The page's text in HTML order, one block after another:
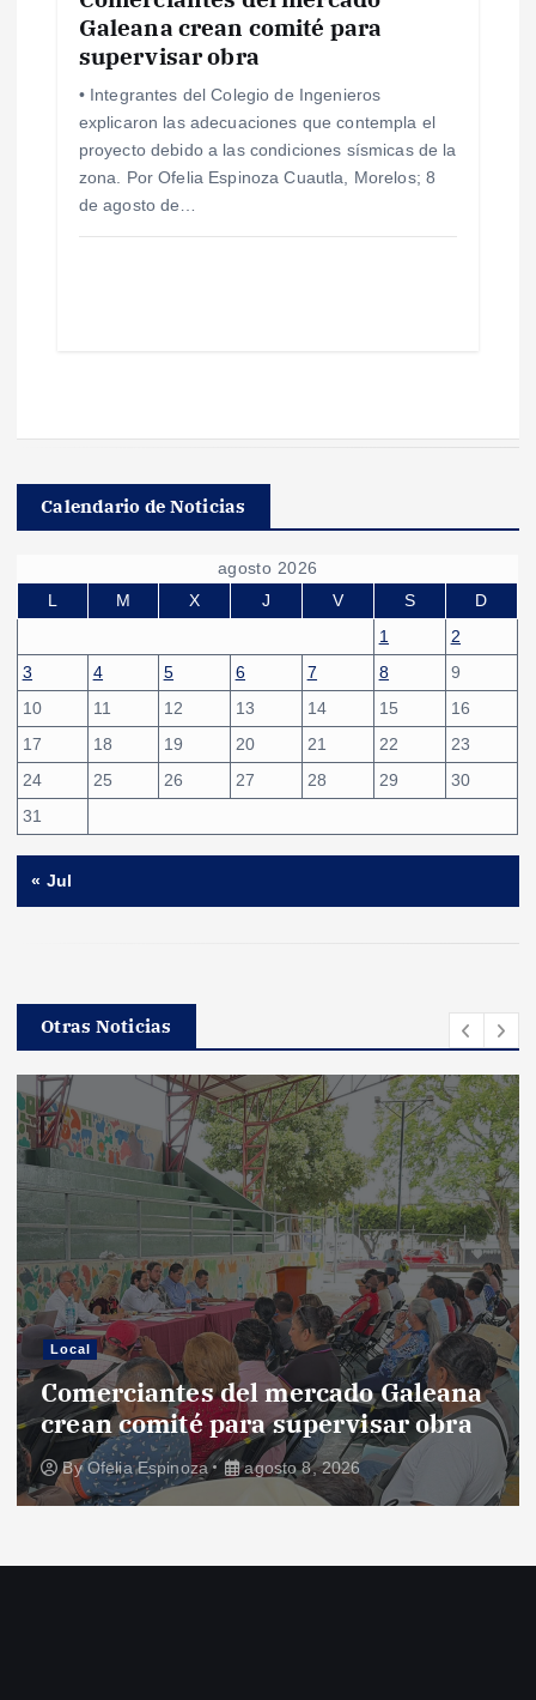
Galeana crean comité para
supervisar obra
• Integrantes del Colegio de Ingenieros
explicaron las adecuaciones que contempla el
proyecto debido a las condiciones sísmicas de la
zona. Por Ofelia Espinoza Cuautla, Morelos; 8
de agosto de…
Calendario de Noticias
agosto 2026
L
M X J V S
D
1
2
3
4 5 6 7 8
9
10
11 12 13 14 15
16
17
18 19 20 21 22
23
24
25 26 27 28 29
30
31
« Jul
Otras Noticias
Local
Comerciantes del mercado Galeana
crean comité para supervisar obra
ByOfelia Espinoza agosto 8, 2026